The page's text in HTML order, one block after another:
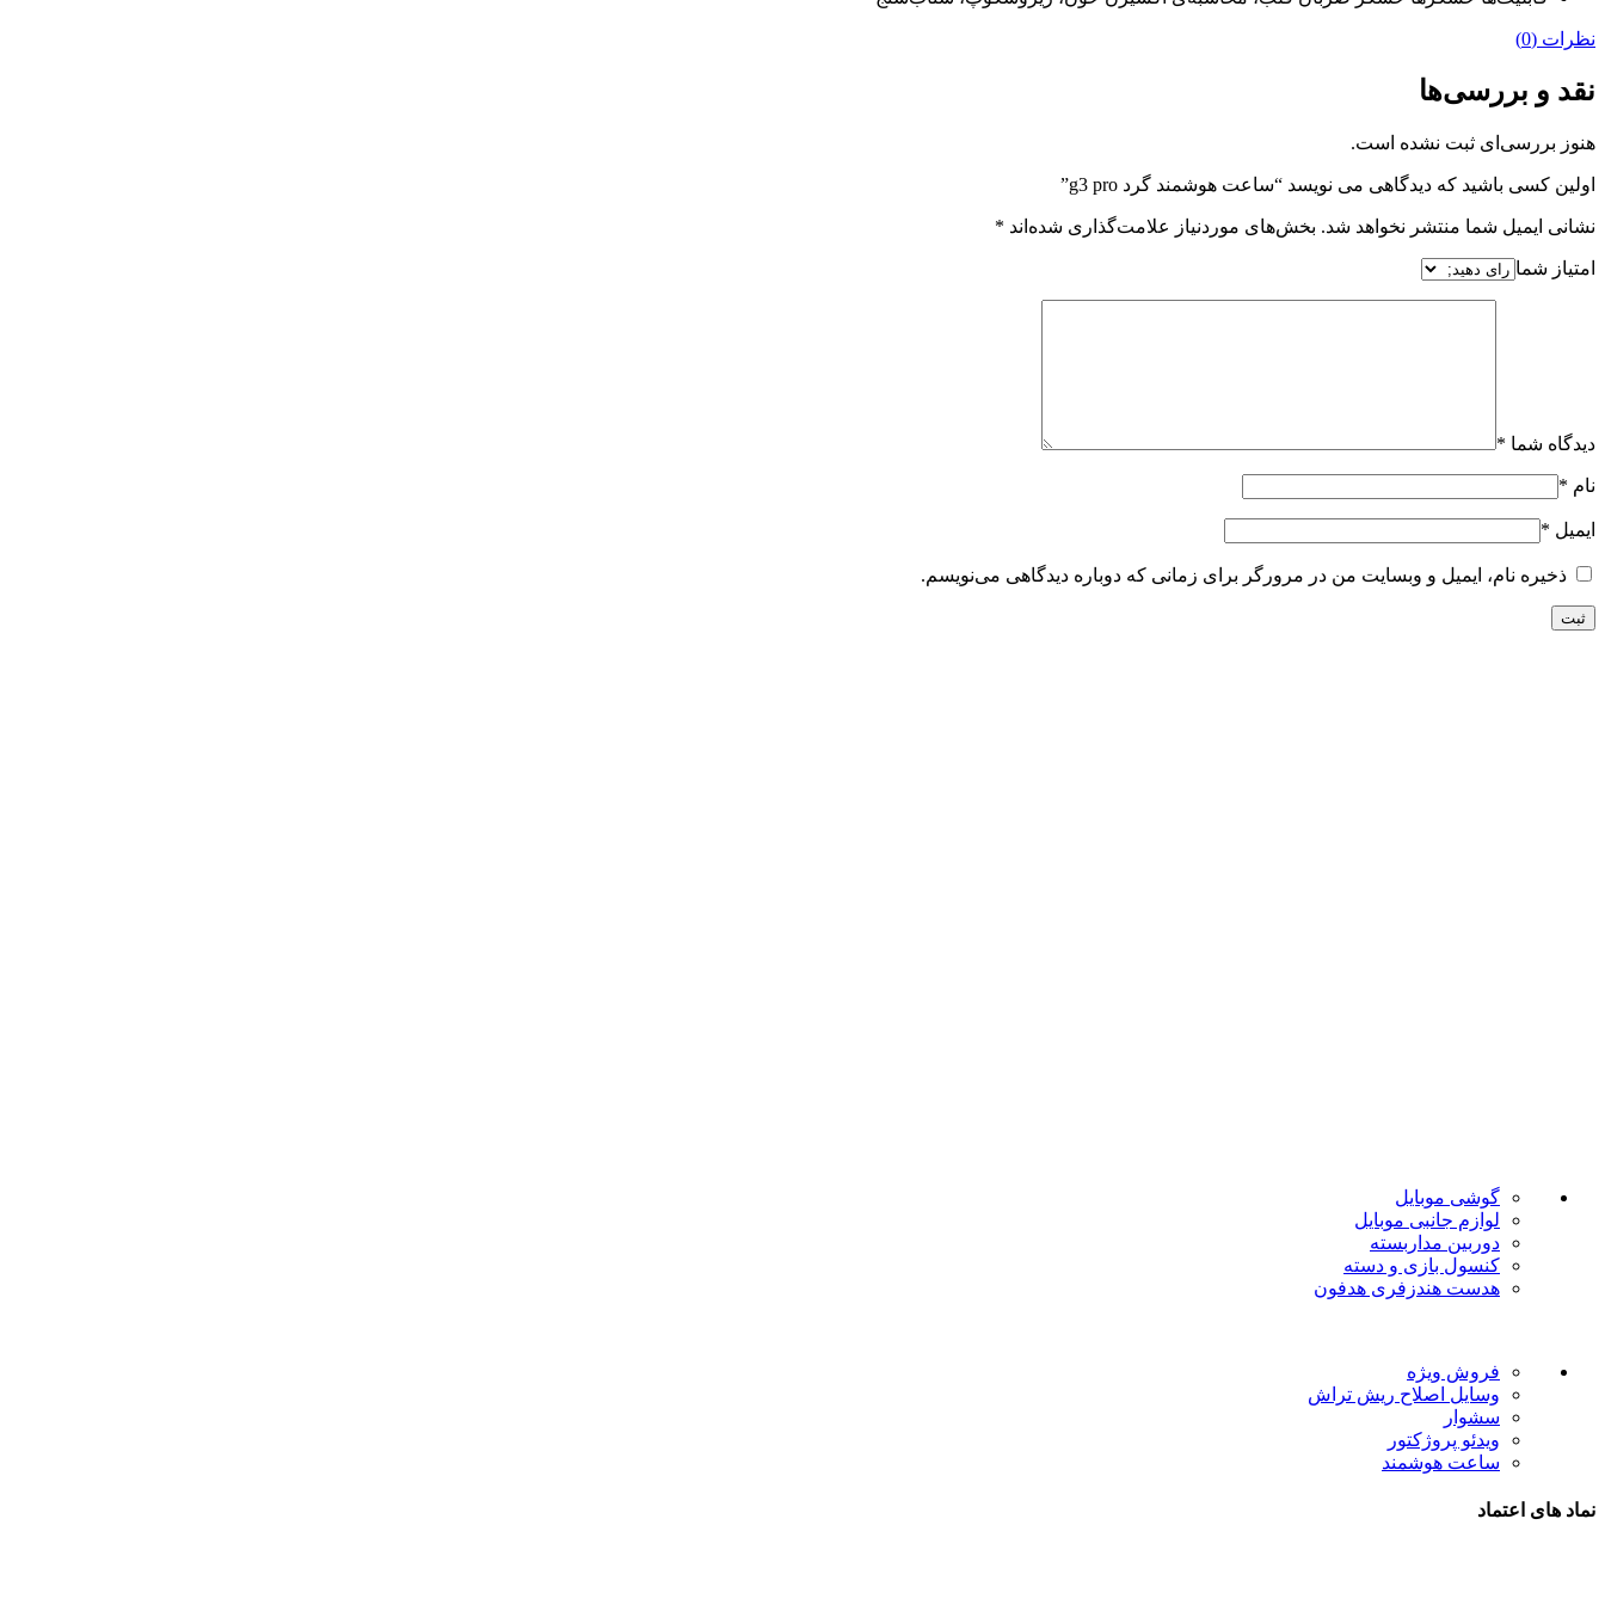
نظرات (0)
نقد و بررسی‌ها
هنوز بررسی‌ای ثبت نشده است.
اولین کسی باشید که دیدگاهی می نویسد “ساعت هوشمند گرد g3 pro”
نشانی ایمیل شما منتشر نخواهد شد. بخش‌های موردنیاز علامت‌گذاری شده‌اند *
امتیاز شما
دیدگاه شما *
نام *
ایمیل *
ذخیره نام، ایمیل و وبسایت من در مرورگر برای زمانی که دوباره دیدگاهی می‌نویسم.
گوشی موبایل
لوازم جانبی موبایل
دوربین مداربسته
کنسول بازی و دسته
هدست هندزفری هدفون
فروش ویژه
وسایل اصلاح ریش تراش
سشوار
ویدئو پروژکتور
ساعت هوشمند
نماد های اعتماد